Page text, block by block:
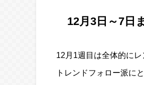
12月3日～7日
12月1週目は全体的に
トレンドフォロー派に